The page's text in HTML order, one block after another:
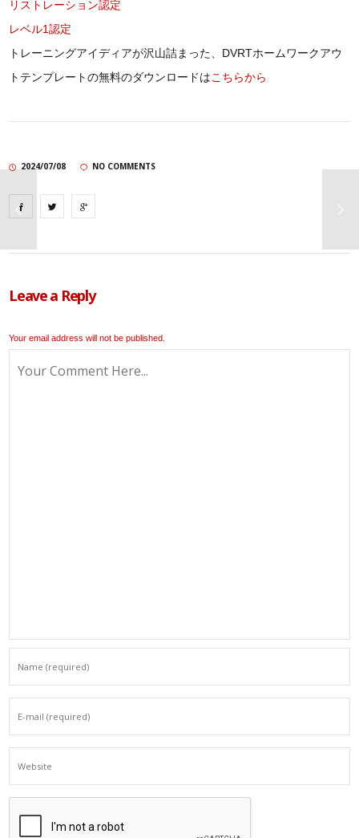
リストレーション認定
レベル1認定
トレーニングアイディアが沢山詰まった、DVRTホームワークアウ
トテンプレートの無料のダウンロードはこちらから
2024/07/08 NO COMMENTS
Leave a Reply
Your email address will not be published.